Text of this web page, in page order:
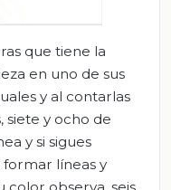
que tiene la
en uno de sus
y al contarlas
siete y ocho de
y si sigues
líneas y